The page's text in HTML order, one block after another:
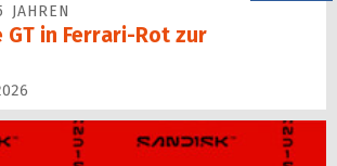
GT in Ferrari-Rot zur